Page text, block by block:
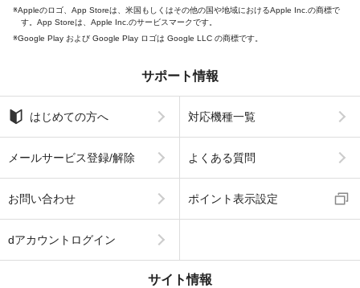
Appleのロゴ、App Storeは、米国もしくはその他の国や地域におけるApple Inc.の商標で
す。App Storeは、Apple Inc.のサービスマークです。
Google Play および Google Play ロゴは Google LLC の商標です。
サポート情報
はじめての方へ 対応機種一覧
メールサービス登録/解除 よくある質問
お問い合わせ ポイント表示設定
dアカウントログイン
サイト情報